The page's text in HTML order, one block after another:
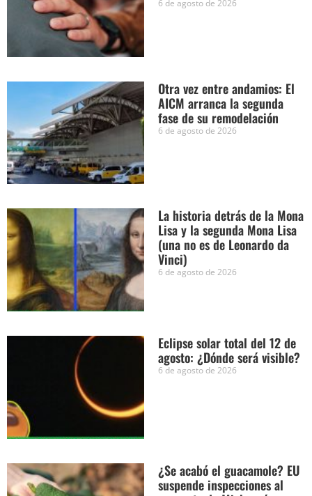
6 de agosto de 2026
Otra vez entre andamios: El
AICM arranca la segunda
fase de su remodelación
6 de agosto de 2026
La historia detrás de la Mona
Lisa y la segunda Mona Lisa
(una no es de Leonardo da
Vinci)
6 de agosto de 2026
Eclipse solar total del 12 de
agosto: ¿Dónde será visible?
6 de agosto de 2026
¿Se acabó el guacamole? EU
suspende inspecciones al